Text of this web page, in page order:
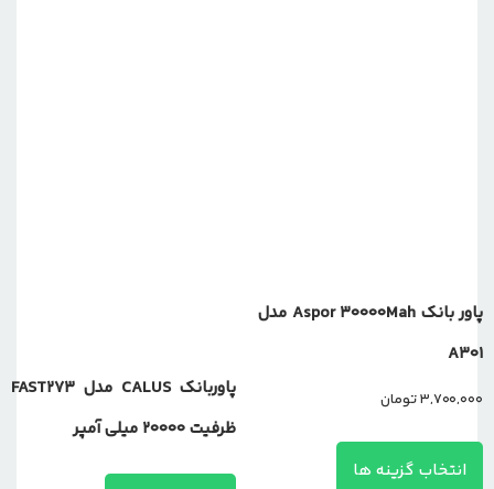
پاور بانک Aspor 30000Mah مدل
A301
3,700,000تومان
انتخاب گزینه ها
پاوربانک CALUS مدل FAST273
ظرفیت 20000 میلی آمپر